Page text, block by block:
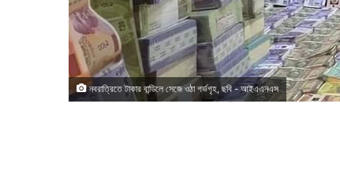
নবরাত্রিতে টাকার বান্ডিলে সেজে ওঠা গর্ভগৃহ, ছবি - আইএএনএস